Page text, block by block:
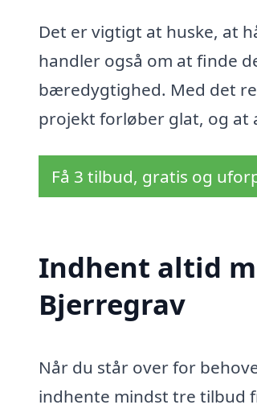
Det er vigtigt at huske, at
handler også om at finde
bæredygtighed. Med det
projekt forløber glat, og at
Få 3 tilbud, gratis og
Indhent altid
Bjerregrav
Når du står over for
indhente mindst tre tilbud